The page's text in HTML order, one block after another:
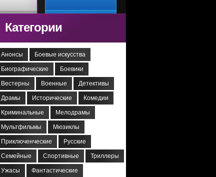
Категории
Анонсы Боевые искусства
Биографические Боевики
Вестерны Военные Детективы
Драмы Исторические Комедии
Криминальные Мелодрамы
Мультфильмы Мюзиклы
Приключенческие Русские
Семейные Спортивные Триллеры
Ужасы Фантастические